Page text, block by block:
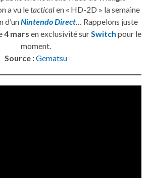
a vu letacticalen « HD-2D » la semaine
d’unNintendo Direct… Rappelons juste
4 mars en exclusivité surSwitch pour le
moment.
Source :Gematsu